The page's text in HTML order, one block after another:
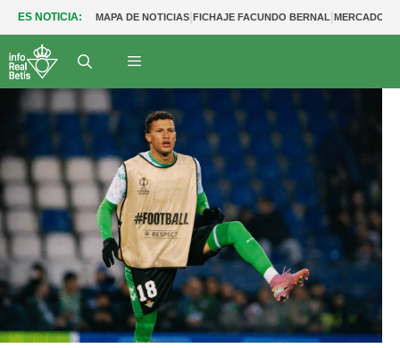
ES NOTICIA: MAPA DE NOTICIAS|FICHAJE FACUNDO BERNAL|MERCADO